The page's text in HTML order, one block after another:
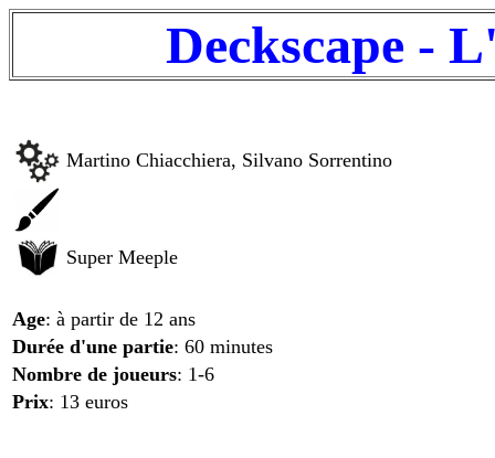
Deckscape -
Martino Chiacchiera, Silvano Sorrentino
Super Meeple
Age: à partir de 12 ans
Durée d'une partie: 60 minutes
Nombre de joueurs: 1-6
Prix: 13 euros